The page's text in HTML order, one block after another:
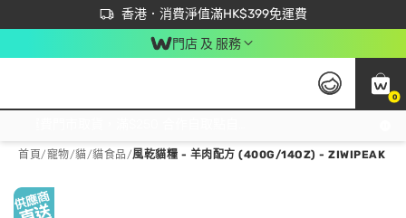
香港．消費淨值滿HK$399免運費
立即成為易賞錢會員盡享獨家優惠
首次APP下單買滿$450 輸入 NEWAPP 即減$50
門店 及 服務
0
首頁/寵物/貓/貓食品/風乾貓糧 - 羊肉配方 (400G/14OZ) - ZIWIPEAK